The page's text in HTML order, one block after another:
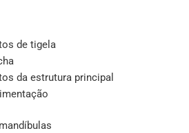
de tigela
da estrutura principal